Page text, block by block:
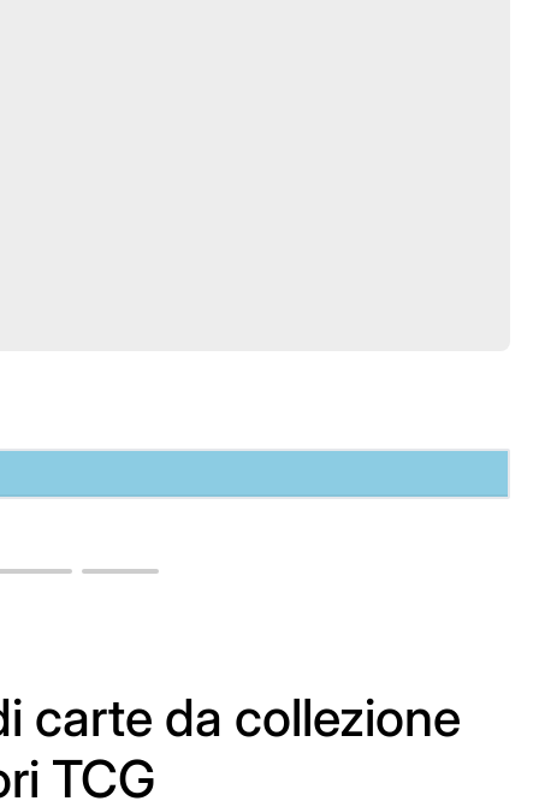
carte da collezione
TCG